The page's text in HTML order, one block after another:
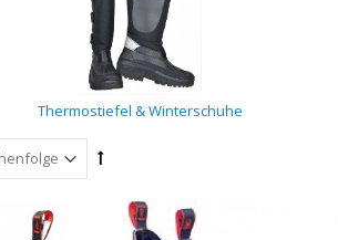
Thermostiefel & Winterschuhe